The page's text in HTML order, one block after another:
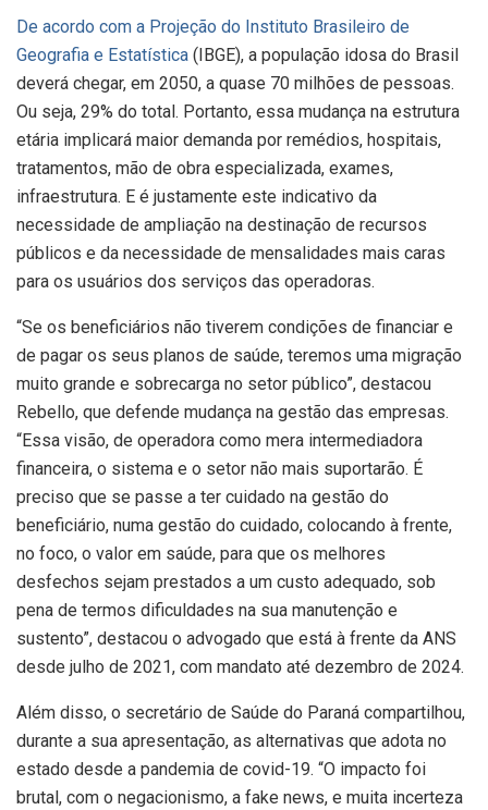
De acordo com a Projeção do Instituto Brasileiro de
Geografia e Estatística (IBGE), a população idosa do Brasil
deverá chegar, em 2050, a quase 70 milhões de pessoas.
Ou seja, 29% do total. Portanto, essa mudança na estrutura
etária implicará maior demanda por remédios, hospitais,
tratamentos, mão de obra especializada, exames,
infraestrutura. E é justamente este indicativo da
necessidade de ampliação na destinação de recursos
públicos e da necessidade de mensalidades mais caras
para os usuários dos serviços das operadoras.
“Se os beneficiários não tiverem condições de financiar e
de pagar os seus planos de saúde, teremos uma migração
muito grande e sobrecarga no setor público”, destacou
Rebello, que defende mudança na gestão das empresas.
“Essa visão, de operadora como mera intermediadora
financeira, o sistema e o setor não mais suportarão. É
preciso que se passe a ter cuidado na gestão do
beneficiário, numa gestão do cuidado, colocando à frente,
no foco, o valor em saúde, para que os melhores
desfechos sejam prestados a um custo adequado, sob
pena de termos dificuldades na sua manutenção e
sustento”, destacou o advogado que está à frente da ANS
desde julho de 2021, com mandato até dezembro de 2024.
Além disso, o secretário de Saúde do Paraná compartilhou,
durante a sua apresentação, as alternativas que adota no
estado desde a pandemia de covid-19. “O impacto foi
brutal, com o negacionismo, a fake news, e muita incerteza